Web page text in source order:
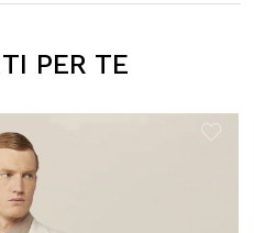
PER TE